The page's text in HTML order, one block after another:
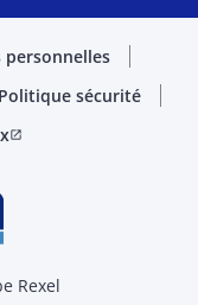
personnelles
Politique sécurité
open_in_new
Rexel